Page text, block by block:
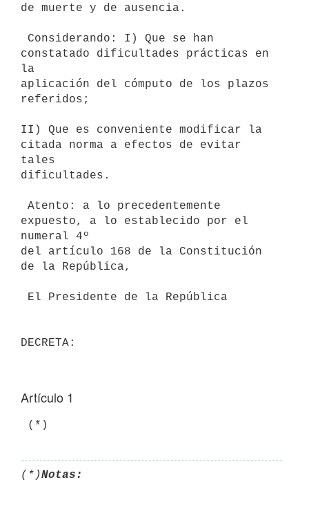
de muerte y de ausencia.
constatado dificultades prácticas en
la
aplicación del cómputo de los plazos
referidos;
II) Que es conveniente modificar la
citada norma a efectos de evitar
tales
dificultades.
expuesto, a lo establecido por el
numeral 4º
del artículo 168 de la Constitución
de la República,
Artículo 1
(*)Notas: